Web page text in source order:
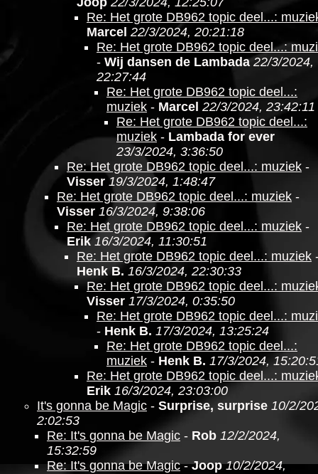
Re: Het grote DB962 topic deel...:
Marcel 22/3/2024, 20:21:18
Re: Het grote DB962 topic deel...:
- Wij dansen de Lambada 22/3/2024,
22:27:44
Re: Het grote DB962 topic deel...:
muziek - Marcel 22/3/2024, 23:42:11
Re: Het grote DB962 topic deel...:
muziek - Lambada for ever
23/3/2024, 3:36:50
Re: Het grote DB962 topic deel...: muziek -
Visser 19/3/2024, 1:48:47
Re: Het grote DB962 topic deel...: muziek -
Visser 16/3/2024, 9:38:06
Re: Het grote DB962 topic deel...: muziek -
Erik 16/3/2024, 11:30:51
Re: Het grote DB962 topic deel...: muziek
Henk B. 16/3/2024, 22:30:33
Re: Het grote DB962 topic deel...:
Visser 17/3/2024, 0:35:50
Re: Het grote DB962 topic deel...:
- Henk B. 17/3/2024, 13:25:24
Re: Het grote DB962 topic deel...:
muziek - Henk B. 17/3/2024,
Re: Het grote DB962 topic deel...:
Erik 16/3/2024, 23:03:00
It's gonna be Magic - Surprise, surprise 10/2/
2:02:53
Re: It's gonna be Magic - Rob 12/2/2024,
15:32:59
Re: It's gonna be Magic-Joop 10/2/2024,